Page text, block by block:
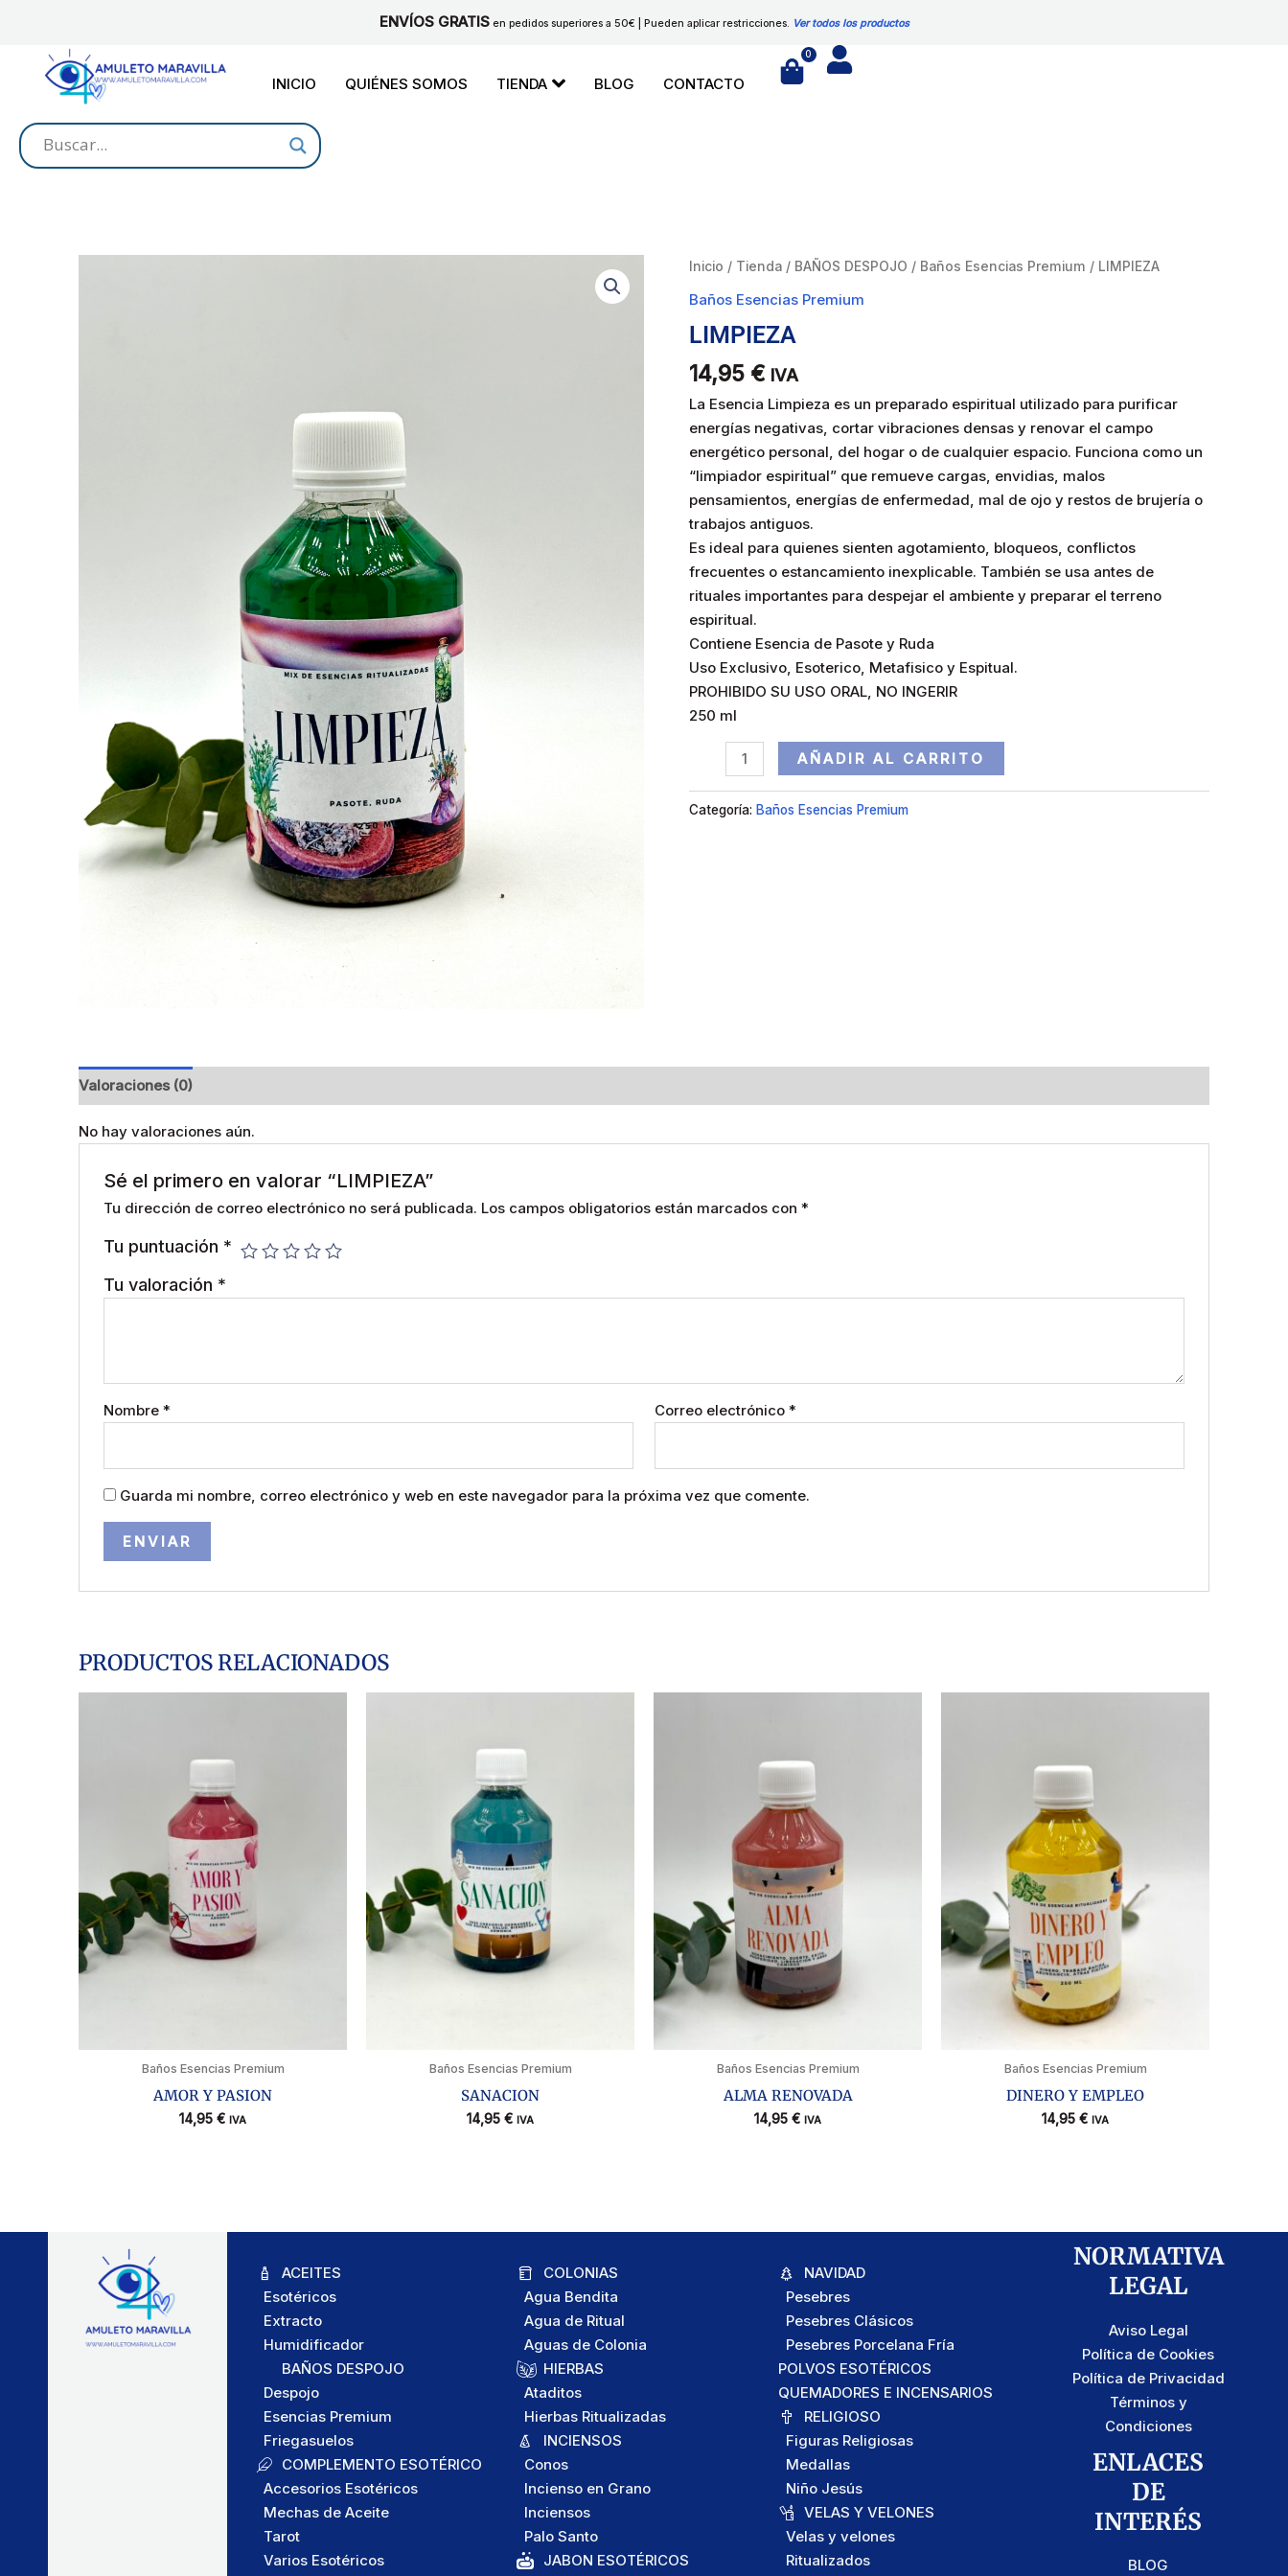
contenido
ENVÍOS GRATISen pedidos superiores a 50€ | Pueden aplicar restricciones. Ver todos los productos
INICIO QUIÉNES SOMOS TIENDA BLOG CONTACTO
0
Cart
Inicio / Tienda / BAÑOS DESPOJO / Baños Esencias Premium / LIMPIEZA
Baños Esencias Premium
LIMPIEZA
14,95 € IVA
La Esencia Limpieza es un preparado espiritual utilizado para purificar
energías negativas, cortar vibraciones densas y renovar el campo
energético personal, del hogar o de cualquier espacio. Funciona como un
“limpiador espiritual” que remueve cargas, envidias, malos
pensamientos, energías de enfermedad, mal de ojo y restos de brujería o
trabajos antiguos.
Es ideal para quienes sienten agotamiento, bloqueos, conflictos
frecuentes o estancamiento inexplicable. También se usa antes de
rituales importantes para despejar el ambiente y preparar el terreno
espiritual.
Contiene Esencia de Pasote y Ruda
Uso Exclusivo, Esoterico, Metafisico y Espitual.
PROHIBIDO SU USO ORAL, NO INGERIR
250 ml
LIMPIEZA
cantidad
AÑADIR AL CARRITO
Categoría:Baños Esencias Premium
Valoraciones (0)
No hay valoraciones aún.
Sé el primero en valorar “LIMPIEZA”
Tu dirección de correo electrónico no será publicada. Los campos obligatorios están marcados con*
Tu puntuación *
Tu valoración *
Nombre* Correo electrónico*
Guarda mi nombre, correo electrónico y web en este navegador para la próxima vez que comente.
PRODUCTOS RELACIONADOS
Baños Esencias Premium
AMOR Y PASION
14,95 € IVA
Baños Esencias Premium
SANACION
14,95 € IVA
Baños Esencias Premium
ALMA RENOVADA
14,95 € IVA
Baños Esencias Premium
DINERO Y EMPLEO
14,95 € IVA
ACEITES
Esotéricos
Extracto
Humidificador
BAÑOS DESPOJO
Despojo
Esencias Premium
Friegasuelos
COMPLEMENTO ESOTÉRICO
Accesorios Esotéricos
Mechas de Aceite
Tarot
Varios Esotéricos
COLONIAS
Agua Bendita
Agua de Ritual
Aguas de Colonia
HIERBAS
Ataditos
Hierbas Ritualizadas
INCIENSOS
Conos
Incienso en Grano
Inciensos
Palo Santo
JABON ESOTÉRICOS
NAVIDAD
Pesebres
Pesebres Clásicos
Pesebres Porcelana Fría
POLVOS ESOTÉRICOS
QUEMADORES E INCENSARIOS
RELIGIOSO
Figuras Religiosas
Medallas
Niño Jesús
VELAS Y VELONES
Velas y velones
Ritualizados
NORMATIVA
LEGAL
Aviso Legal
Política de Cookies
Política de Privacidad
Términos y
Condiciones
ENLACES
DE
INTERÉS
BLOG